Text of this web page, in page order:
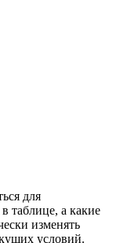
для
таблице, а какие
изменять
условий.